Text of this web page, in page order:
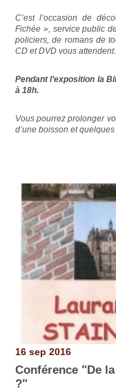
C’est l’occasion de
Fichée », service public
policiers, de romans de
CD et DVD vous attendent.
Pendant l’exposition la
à 18h.
Vous pourrez prolonger
d’une boisson et
16 sep 2016
Conférence "De
?"